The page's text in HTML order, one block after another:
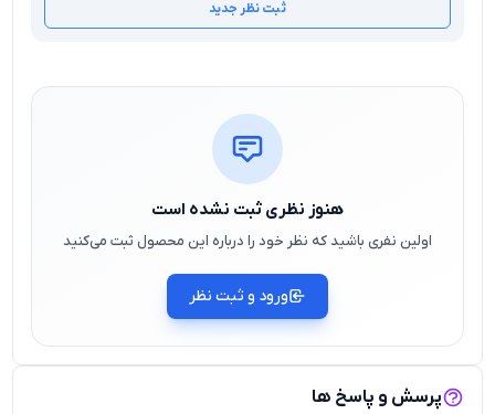
ثبت نظر جدید
هنوز نظری ثبت نشده است
اولین نفری باشید که نظر خود را درباره این محصول ثبت می‌کنید
ورود و ثبت نظر
پرسش و پاسخ ها